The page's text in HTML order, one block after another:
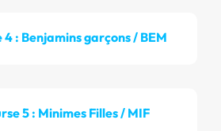
4 : Benjamins garçons / BEM
5 : Minimes Filles / MIF